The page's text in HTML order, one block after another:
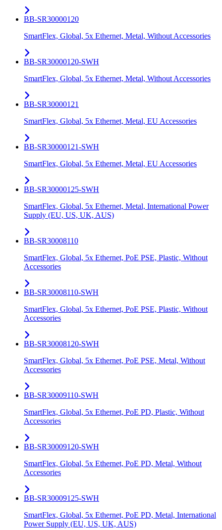
BB-SR30000120
SmartFlex, Global, 5x Ethernet, Metal, Without Accessories
BB-SR30000120-SWH
SmartFlex, Global, 5x Ethernet, Metal, Without Accessories
BB-SR30000121
SmartFlex, Global, 5x Ethernet, Metal, EU Accessories
BB-SR30000121-SWH
SmartFlex, Global, 5x Ethernet, Metal, EU Accessories
BB-SR30000125-SWH
SmartFlex, Global, 5x Ethernet, Metal, International Power
Supply (EU, US, UK, AUS)
BB-SR30008110
SmartFlex, Global, 5x Ethernet, PoE PSE, Plastic, Without
Accessories
BB-SR30008110-SWH
SmartFlex, Global, 5x Ethernet, PoE PSE, Plastic, Without
Accessories
BB-SR30008120-SWH
SmartFlex, Global, 5x Ethernet, PoE PSE, Metal, Without
Accessories
BB-SR30009110-SWH
SmartFlex, Global, 5x Ethernet, PoE PD, Plastic, Without
Accessories
BB-SR30009120-SWH
SmartFlex, Global, 5x Ethernet, PoE PD, Metal, Without
Accessories
BB-SR30009125-SWH
SmartFlex, Global, 5x Ethernet, PoE PD, Metal, International
Power Supply (EU, US, UK, AUS)